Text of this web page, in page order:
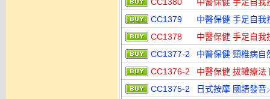
CC1379
中醫保健 手足自我
CC1378
中醫保健 手足自我
CC1377-2
中醫保健 頸椎病
CC1376-2
中醫保健 拔罐療
CC1375-2
日式按摩 國語發